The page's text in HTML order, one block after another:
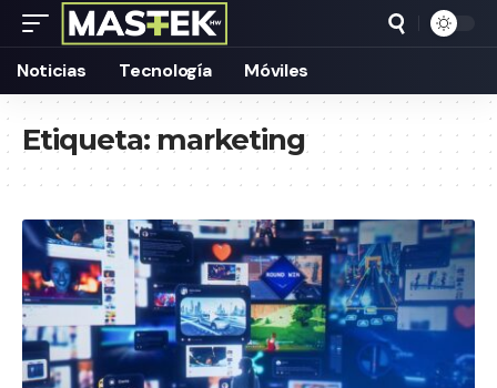
Noticias Tecnología Móviles
Etiqueta:marketing